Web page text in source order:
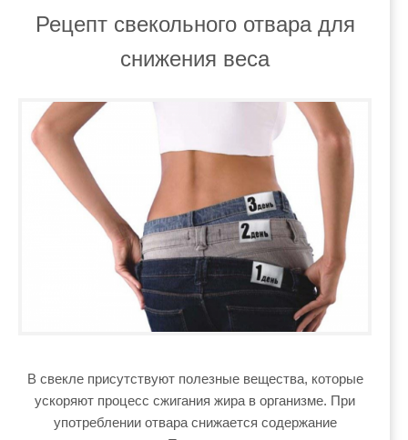
Рецепт свекольного отвара для
снижения веса
В свекле присутствуют полезные вещества, которые
ускоряют процесс сжигания жира в организме. При
употреблении отвара снижается содержание